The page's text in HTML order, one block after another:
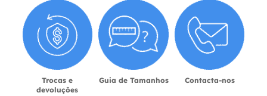
Trocas e
devoluções
Guia de Tamanhos Contacta-nos